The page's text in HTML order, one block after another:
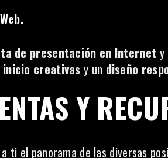
de presentación en Internet
inicio creativas y un diseño
Y
ti el panorama de las diversas